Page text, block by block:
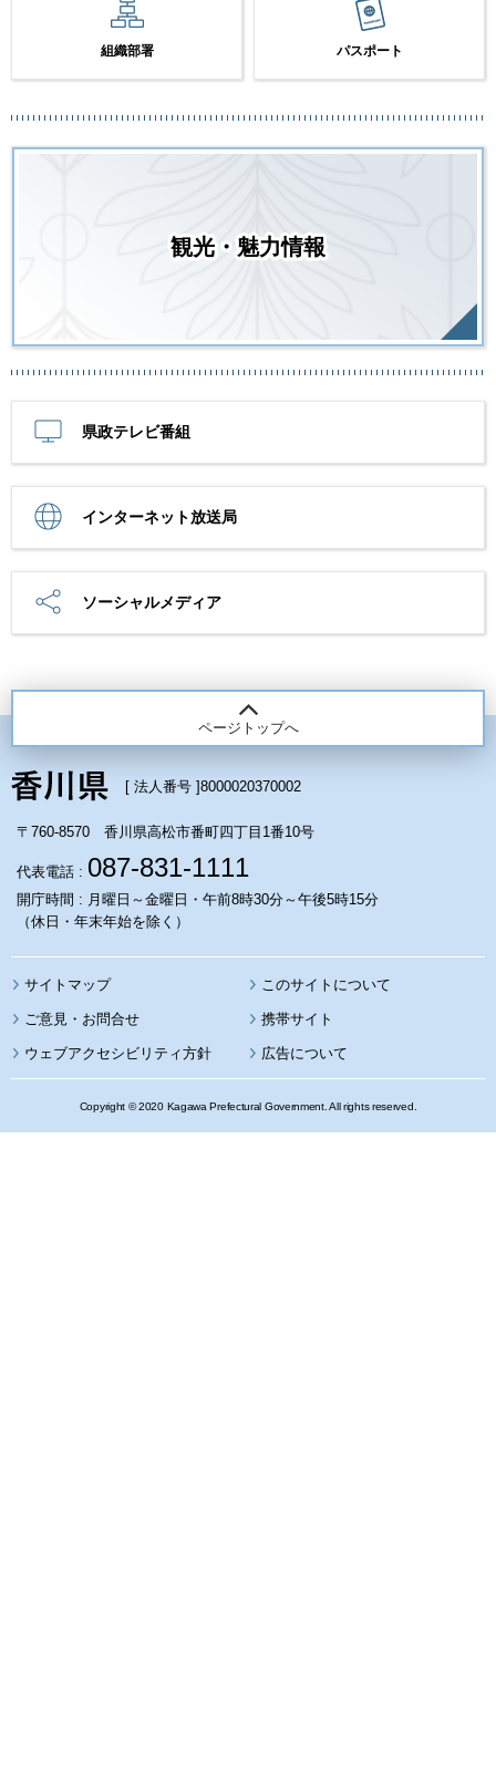
組織部署 パスポート
観光・魅力情報
県政テレビ番組
インターネット放送局
ソーシャルメディア
ページトップへ
[ 法人番号 ]8000020370002
〒760-8570 香川県高松市番町四丁目1番10号
代表電話 : 087-831-1111
開庁時間 : 月曜日～金曜日・午前8時30分～午後5時15分
（休日・年末年始を除く）
サイトマップ このサイトについて
携帯サイト
ウェブアクセシビリティ方針 広告について
Copyright © 2020 Kagawa Prefectural Government. All rights reserved.